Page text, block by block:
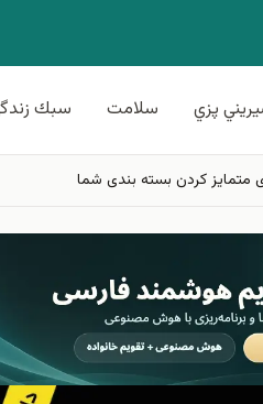
پزي سلامت سبك
کردن بسته‌ بندی شما